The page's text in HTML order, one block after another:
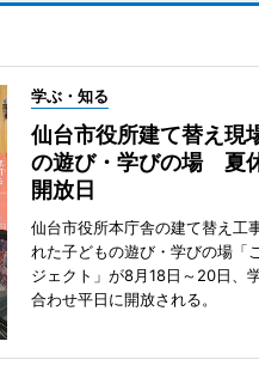
学ぶ・知る
仙台市役所建て替え現
の遊び・学びの場 夏
開放日
仙台市役所本庁舎の建て替え工
れた子どもの遊び・学びの場「
ジェクト」が8月18日～20日、
合わせ平日に開放される。